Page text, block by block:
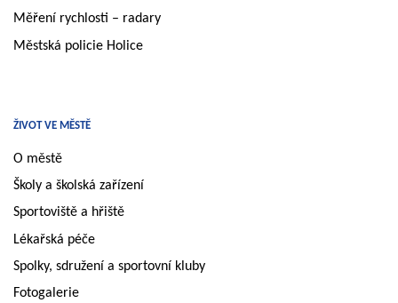
Měření rychlosti – radary
Městská policie Holice
ŽIVOT VE MĚSTĚ
O městě
Školy a školská zařízení
Sportoviště a hřiště
Lékařská péče
Spolky, sdružení a sportovní kluby
Fotogalerie